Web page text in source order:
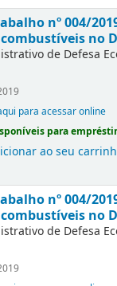
nº 004/
no
de Defesa
para acessar online
para
ao seu
nº 004/
no
de Defesa